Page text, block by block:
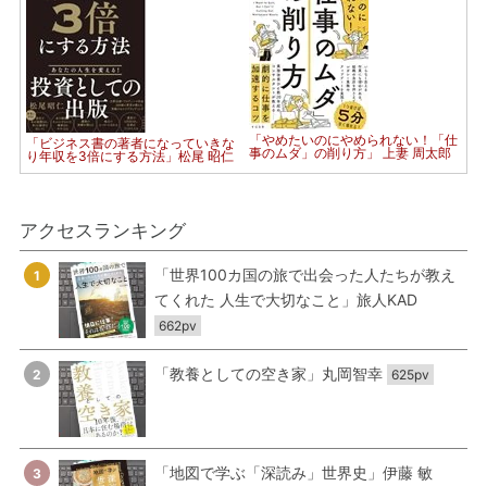
「ビジネス書の著者になっていきな
り年収を3倍にする方法」松尾 昭仁
「やめたいのにやめられない！「仕
事のムダ」の削り方」 上妻 周太郎
アクセスランキング
1
「世界100カ国の旅で出会った人たちが教え
てくれた 人生で大切なこと」旅人KAD
662pv
2 「教養としての空き家」丸岡智幸 625pv
3 「地図で学ぶ「深読み」世界史」伊藤 敏